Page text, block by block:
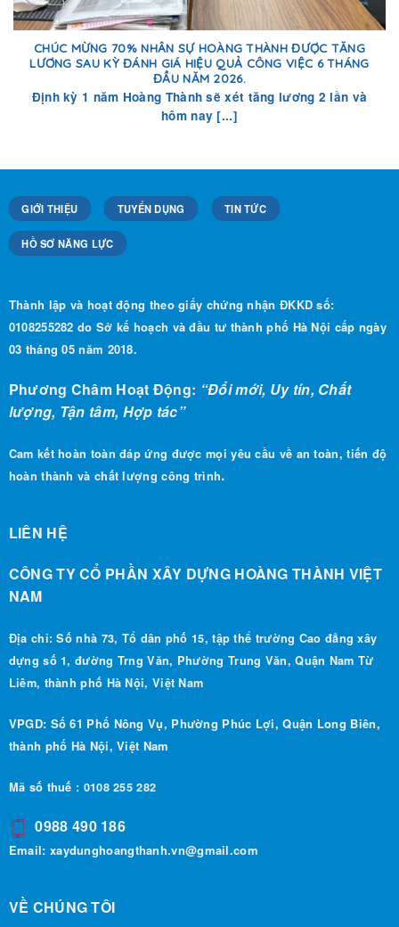
CHÚC MỪNG 70% NHÂN SỰ HOÀNG THÀNH ĐƯỢC TĂNG
LƯƠNG SAU KỲ ĐÁNH GIÁ HIỆU QUẢ CÔNG VIỆC 6 THÁNG
ĐẦU NĂM 2026.
Định kỳ 1 năm Hoàng Thành sẽ xét tăng lương 2 lần và
hôm nay [...]
GIỚI THIỆU TUYỂN DỤNG TIN TỨC
HỒ SƠ NĂNG LỰC
Thành lập và hoạt động theo giấy chứng nhận ĐKKD số:
0108255282 do Sở kế hoạch và đầu tư thành phố Hà Nội cấp ngày
03 tháng 05 năm 2018.
Phương Châm Hoạt Động: “Đổi mới, Uy tín, Chất
lượng, Tận tâm, Hợp tác”
Cam kết hoàn toàn đáp ứng được mọi yêu cầu về an toàn, tiến độ
hoàn thành và chất lượng công trình.
LIÊN HỆ
CÔNG TY CỔ PHẦN XÂY DỰNG HOÀNG THÀNH VIỆT
NAM
Địa chỉ: Số nhà 73, Tổ dân phố 15, tập thể trường Cao đẳng xây
dựng số 1, đường Trng Văn, Phường Trung Văn, Quận Nam Từ
Liêm, thành phố Hà Nội, Việt Nam
VPGD: Số 61 Phố Nông Vụ, Phường Phúc Lợi, Quận Long Biên,
thành phố Hà Nội, Việt Nam
Mã số thuế : 0108 255 282
0988 490 186
Email: xaydunghoangthanh.vn@gmail.com
VỀ CHÚNG TÔI